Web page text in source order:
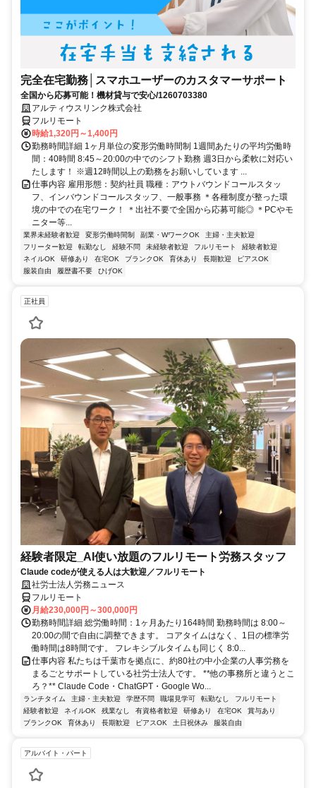
完全在宅勤務│スマホユーザーのカスタマーサポート
全国から応募可能！機材貸与で安心/1260703380
アルティウスリンク株式会社
フルリモート
時給1,320円～1,400円
勤務時間詳細 1ヶ月単位の変形労働時間制 1週間あたりの平均労働時
間：40時間 8:45～20:00の中でのシフト勤務 週3日から柔軟に対応い
たします！ ※週12時間以上の勤務をお願いしています ...
仕事内容 雇用形態：契約社員 職種：アウトバウンドコールスタッ
フ、インバウンドコールスタッフ、一般事務 ＊各種制度が整った環
境の中での在宅ワーク！ ＊出社不要で全国から応募可能◎ ＊PCやモ
ニター等...
業界未経験者歓迎 変形労働時間制 副業・WワークOK
主婦・主夫歓迎
フリーター歓迎
転勤なし 経験不問 未経験者歓迎 フルリモート
経験者歓迎
ネイルOK
研修あり 在宅OK ブランクOK 育休あり 長期歓迎
ピアスOK
服装自由
履歴書不要 ひげOK
正社員
経験者限定_AI使い放題のフルリモート労務スタッフ
Claude codeが使える人は大歓迎／フルリモート
社労士法人労務ニュース
フルリモート
月給230,000円～300,000円
勤務時間詳細 総労働時間：1ヶ月あたり164時間 勤務時間は 8:00～
20:00の間で自由に調整できます。 コアタイムはなく、1日の標準労
働時間は8時間です。 フレキシブルタイムも同じく 8:0...
仕事内容 私たちは千葉市を拠点に、約80社の中小企業の人事労務を
まるごとサポートしている社労士法人です。 **他の事務所と違うとこ
ろ？** Claude Code・ChatGPT・Google Wo...
ランチタイム 主婦・主夫歓迎 学歴不問 職場見学可 転勤なし
フルリモート
経験者歓迎
ネイルOK 残業なし 有資格者歓迎 研修あり 在宅OK
賞与あり
ブランクOK
育休あり 長期歓迎 ピアスOK 土日祝休み 服装自由
アルバイト・パート